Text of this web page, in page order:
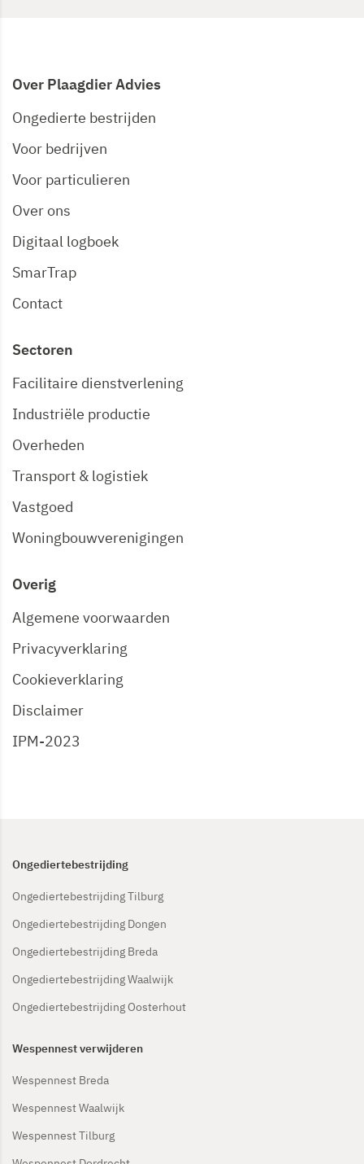
Over Plaagdier Advies
Ongedierte bestrijden
Voor bedrijven
Voor particulieren
Over ons
Digitaal logboek
SmarTrap
Contact
Sectoren
Facilitaire dienstverlening
Industriële productie
Overheden
Transport & logistiek
Vastgoed
Woningbouwverenigingen
Overig
Algemene voorwaarden
Privacyverklaring
Cookieverklaring
Disclaimer
IPM-2023
Ongediertebestrijding
Ongediertebestrijding Tilburg
Ongediertebestrijding Dongen
Ongediertebestrijding Breda
Ongediertebestrijding Waalwijk
Ongediertebestrijding Oosterhout
Wespennest verwijderen
Wespennest Breda
Wespennest Waalwijk
Wespennest Tilburg